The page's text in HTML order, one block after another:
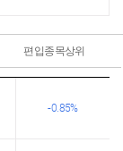
편입종목상위
0.85%